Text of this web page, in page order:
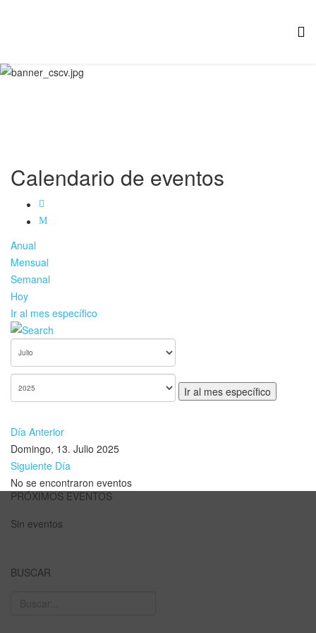
Calendario de eventos
Anual
Mensual
Semanal
Hoy
Ir al mes específico
Ir al mes específico
Día Anterior
Domingo, 13. Julio 2025
Siguiente Día
No se encontraron eventos
PRÓXIMOS EVENTOS
Sin eventos
BUSCAR